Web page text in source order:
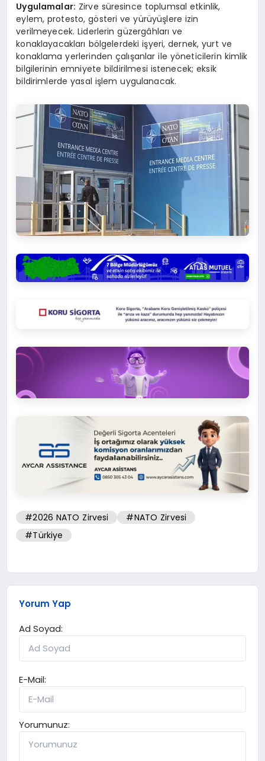
Uygulamalar: Zirve süresince toplumsal etkinlik,
eylem, protesto, gösteri ve yürüyüşlere izin
verilmeyecek. Liderlerin güzergâhları ve
konaklayacakları bölgelerdeki işyeri, dernek, yurt ve
konaklama yerlerinden çalışanlar ile yöneticilerin kimlik
bilgilerinin emniyete bildirilmesi istenecek; eksik
bildirimlerde yasal işlem uygulanacak.
#2026 NATO Zirvesi
#NATO Zirvesi
#Türkiye
Yorum Yap
Ad Soyad:
E-Mail:
Yorumunuz: